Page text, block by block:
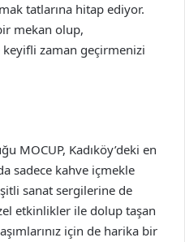
tatlarına hitap ediyor.
mekan olup,
keyifli zaman geçirmenizi
MOCUP, Kadıköy’deki en
sadece kahve içmekle
sanat sergilerine de
etkinlikler ile dolup taşan
için de harika bir